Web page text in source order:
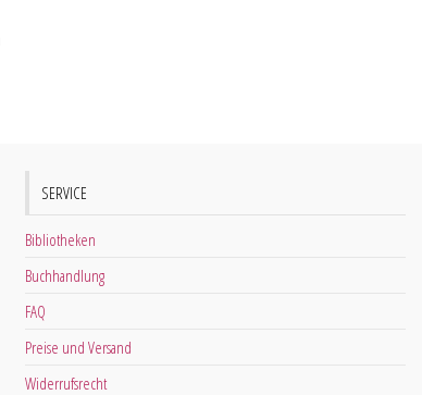
SERVICE
Bibliotheken
Buchhandlung
FAQ
Preise und Versand
Widerrufsrecht